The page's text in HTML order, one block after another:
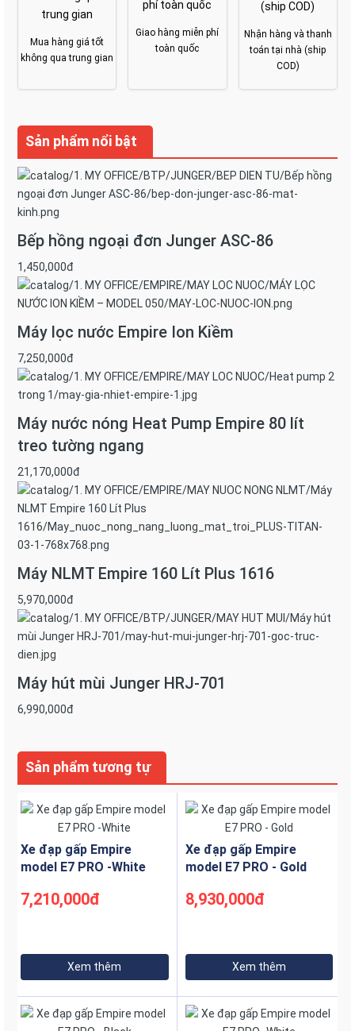
Mua hàng giá tốt
không qua trung gian
Giao hàng miễn phí
toàn quốc
Nhận hàng và thanh
toán tại nhà (ship
COD)
Sản phẩm nổi bật
Bếp hồng ngoại đơn Junger ASC-86
1,450,000đ
Máy lọc nước Empire Ion Kiềm
7,250,000đ
Máy nước nóng Heat Pump Empire 80 lít
treo tường ngang
21,170,000đ
Máy NLMT Empire 160 Lít Plus 1616
5,970,000đ
Máy hút mùi Junger HRJ-701
6,990,000đ
Sản phẩm tương tự
Xe đạp gấp Empire
model E7 PRO -White
7,210,000đ
Xem thêm
Xe đạp gấp Empire
model E7 PRO - Gold
8,930,000đ
Xem thêm